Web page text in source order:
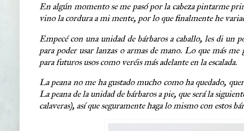
En algún momento se me pasó por la cabeza pintarme
vino la cordura a mi mente, por lo que finalmente he
Empecé con una unidad de bárbaros a caballo, les di un
para poder usar lanzas o armas de mano. Lo que más
para futuros usos como veréis más adelante en la escalada.
La peana no me ha gustado mucho como ha quedado,
La peana de la unidad de bárbaros a pie, que será la
calaveras), así que seguramente haga lo mismo con estos